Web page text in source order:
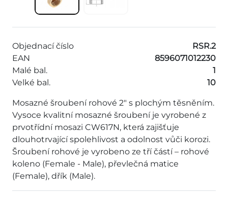
Objednací číslo
RSR.2
EAN
8596071012230
Malé bal.
1
Velké bal.
10
Mosazné šroubení rohové 2" s plochým těsněním.
Vysoce kvalitní mosazné šroubení je vyrobené z
prvotřídní mosazi CW617N, která zajišťuje
dlouhotrvající spolehlivost a odolnost vůči korozi.
Šroubení rohové je vyrobeno ze tří částí – rohové
koleno (Female - Male), převlečná matice
(Female), dřík (Male).